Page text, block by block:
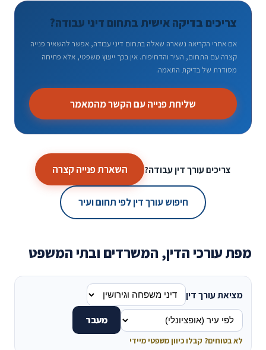
צריכים בדיקה אישית בתחום דיני עבודה?
אם אחרי הקריאה נשארה שאלה בתחום דיני עבודה, אפשר להשאיר פנייה
קצרה עם התחום, העיר והדחיפות. אין בכך ייעוץ משפטי, אלא פתיחה
מסודרת של בדיקת התאמה.
שליחת פנייה עם הקשר מהמאמר
צריכים עורך דין עבודה? השארת פנייה קצרה
חיפוש עורך דין לפי תחום ועיר
מפת עורכי הדין, המשרדים ובתי המשפט
מציאת עורך דין
מעבר
לא בטוחים? קבלו כיוון משפטי מיידי